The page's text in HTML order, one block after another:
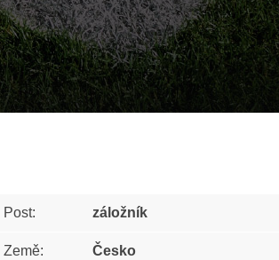
Post: záložník
Země: Česko